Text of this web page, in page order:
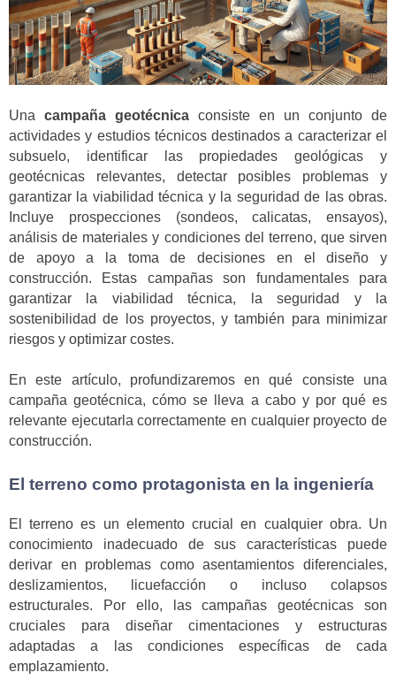
Una campaña geotécnica consiste en un conjunto de
actividades y estudios técnicos destinados a caracterizar el
subsuelo, identificar las propiedades geológicas y
geotécnicas relevantes, detectar posibles problemas y
garantizar la viabilidad técnica y la seguridad de las obras.
Incluye prospecciones (sondeos, calicatas, ensayos),
análisis de materiales y condiciones del terreno, que sirven
de apoyo a la toma de decisiones en el diseño y
construcción. Estas campañas son fundamentales para
garantizar la viabilidad técnica, la seguridad y la
sostenibilidad de los proyectos, y también para minimizar
riesgos y optimizar costes.
En este artículo, profundizaremos en qué consiste una
campaña geotécnica, cómo se lleva a cabo y por qué es
relevante ejecutarla correctamente en cualquier proyecto de
construcción.
El terreno como protagonista en la ingeniería
El terreno es un elemento crucial en cualquier obra. Un
conocimiento inadecuado de sus características puede
derivar en problemas como asentamientos diferenciales,
deslizamientos, licuefacción o incluso colapsos
estructurales. Por ello, las campañas geotécnicas son
cruciales para diseñar cimentaciones y estructuras
adaptadas a las condiciones específicas de cada
emplazamiento.